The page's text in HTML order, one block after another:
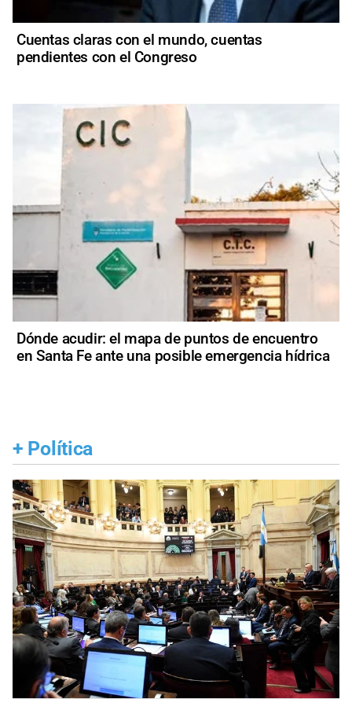
Cuentas claras con el mundo, cuentas
pendientes con el Congreso
Dónde acudir: el mapa de puntos de encuentro
en Santa Fe ante una posible emergencia hídrica
+ Política